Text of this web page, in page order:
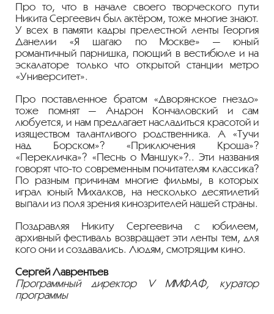
Про то, что в начале своего творческого пути
Никита Сергеевич был актёром, тоже многие знают.
У всех в памяти кадры прелестной ленты Георгия
Данелии «Я шагаю по Москве» — юный
романтичный парнишка, поющий в вестибюле и на
эскалаторе только что открытой станции метро
«Университет».
Про поставленное братом «Дворянское гнездо»
тоже помнят — Андрон Кончаловский и сам
любуется, и нам предлагает насладиться красотой и
изяществом талантливого родственника. А «Тучи
над Борском»? «Приключения Кроша»?
«Перекличка»? «Песнь о Маншук»?.. Эти названия
говорят что-то современным почитателям классика?
По разным причинам многие фильмы, в которых
играл юный Михалков, на несколько десятилетий
выпали из поля зрения кинозрителей нашей страны.
Поздравляя Никиту Сергеевича с юбилеем,
архивный фестиваль возвращает эти ленты тем, для
кого они и создавались. Людям, смотрящим кино.
Сергей Лаврентьев
Программный директор V ММФАФ, куратор
программы